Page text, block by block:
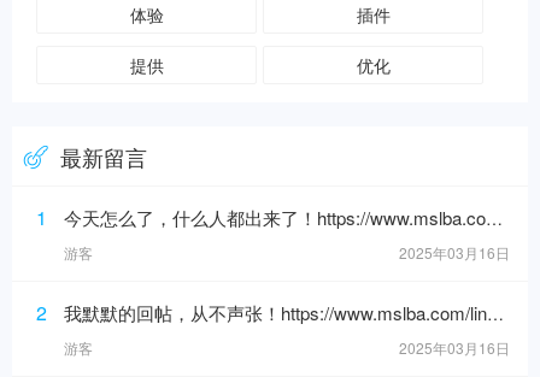
体验 插件
提供 优化
最新留言
1 今天怎么了，什么人都出来了！https://www.mslba.com/links/3af3c1666332ddf50565.html
游客 2025年03月16日
2 我默默的回帖，从不声张！https://www.mslba.com/links/de626f18ad3546c7b228.html
游客 2025年03月16日